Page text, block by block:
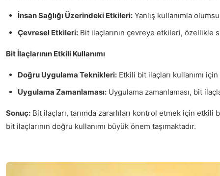
İnsan Sağlığı Üzerindeki Etkileri: Yanlış kullanımla
Çevresel Etkileri: Bit ilaçlarının çevreye etkileri, özellikle
Bit İlaçlarının Etkili Kullanımı
Doğru Uygulama Teknikleri: Etkili bit ilaçları kullanımı
Uygulama Zamanlaması: Uygulama zamanlaması, bit
Sonuç: Bit ilaçları, tarımda zararlıları kontrol etmek için
bit ilaçlarının doğru kullanımı büyük önem taşımaktadır.